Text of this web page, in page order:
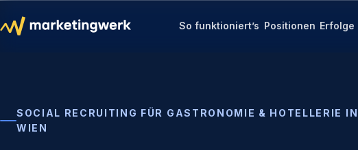
So funktioniert’s Positionen Erfolge
SOCIAL RECRUITING FÜR GASTRONOMIE & HOTELLERIE IN
WIEN